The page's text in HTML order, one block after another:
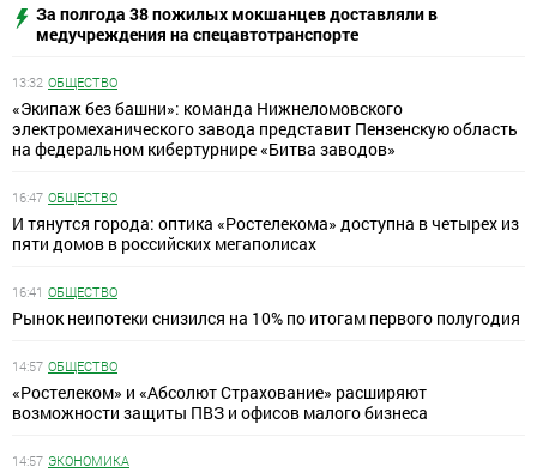
За полгода 38 пожилых мокшанцев доставляли в
медучреждения на спецавтотранспорте
13:32 ОБЩЕСТВО
«Экипаж без башни»: команда Нижнеломовского
электромеханического завода представит Пензенскую область
на федеральном кибертурнире «Битва заводов»
16:47 ОБЩЕСТВО
И тянутся города: оптика «Ростелекома» доступна в четырех из
пяти домов в российских мегаполисах
16:41 ОБЩЕСТВО
Рынок неипотеки снизился на 10% по итогам первого полугодия
14:57 ОБЩЕСТВО
«Ростелеком» и «Абсолют Страхование» расширяют
возможности защиты ПВЗ и офисов малого бизнеса
14:57 ЭКОНОМИКА